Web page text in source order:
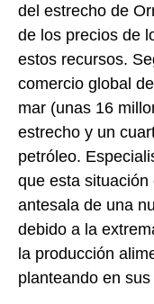
del estrecho de
de los precios de
estos recursos.
comercio global
mar (unas 16
estrecho y un
petróleo.
que esta
antesala de una
debido a la
la producción
planteando en sus